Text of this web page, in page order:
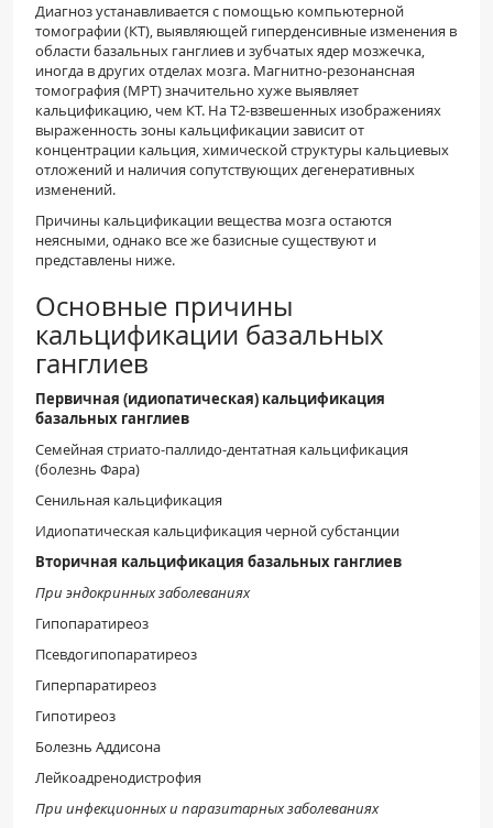
Диагноз устанавливается с помощью компьютерной
томографии (КТ), выявляющей гиперденсивные изменения в
области базальных ганглиев и зубчатых ядер мозжечка,
иногда в других отделах мозга. Магнитно-резонансная
томография (МРТ) значительно хуже выявляет
кальцификацию, чем КТ. На Т2-взвешенных изображениях
выраженность зоны кальцификации зависит от
концентрации кальция, химической структуры кальциевых
отложений и наличия сопутствующих дегенеративных
изменений.
Причины кальцификации вещества мозга остаются
неясными, однако все же базисные существуют и
представлены ниже.
Основные причины
кальцификации базальных
ганглиев
Первичная (идиопатическая) кальцификация
базальных ганглиев
Семейная стриато-паллидо-дентатная кальцификация
(болезнь Фара)
Сенильная кальцификация
Идиопатическая кальцификация черной субстанции
Вторичная кальцификация базальных ганглиев
При эндокринных заболеваниях
Гипопаратиреоз
Псевдогипопаратиреоз
Гиперпаратиреоз
Гипотиреоз
Болезнь Аддисона
Лейкоадренодистрофия
При инфекционных и паразитарных заболеваниях